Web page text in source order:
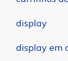
display
display em